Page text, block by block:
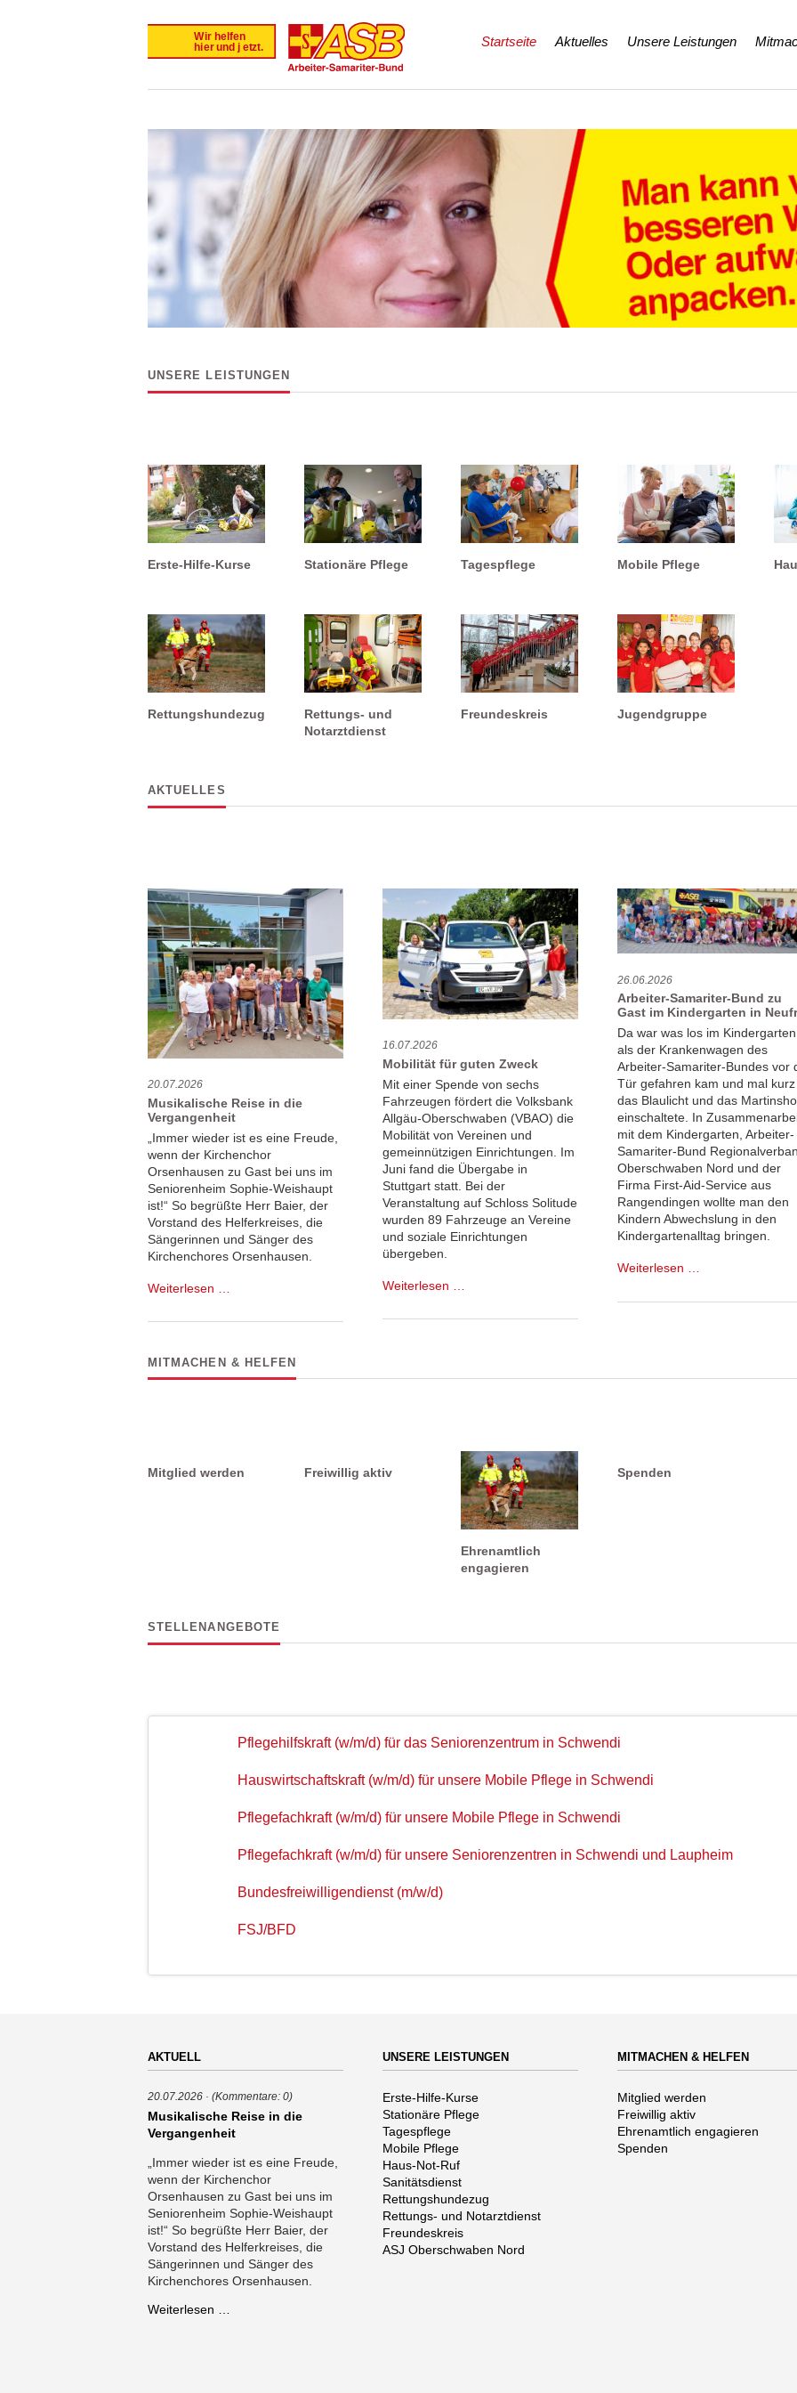
Navigation
Startseite Aktuelles Unsere Leistungen
UNSERE LEISTUNGEN
Erste-Hilfe-Kurse Stationäre Pflege Tagespflege Mobile Pflege
Rettungshundezug
Rettungs- und
Notarztdienst
Freundeskreis Jugendgruppe
AKTUELLES
20.07.2026
Musikalische Reise in die
Vergangenheit
„Immer wieder ist es eine Freude,
wenn der Kirchenchor
Orsenhausen zu Gast bei uns im
Seniorenheim Sophie-Weishaupt
ist!“ So begrüßte Herr Baier, der
Vorstand des Helferkreises, die
Sängerinnen und Sänger des
Kirchenchores Orsenhausen.
Weiterlesen …
in
Vergangenheit
16.07.2026
Mobilität für guten Zweck
Mit einer Spende von sechs
Fahrzeugen fördert die Volksbank
Allgäu-Oberschwaben (VBAO) die
Mobilität von Vereinen und
gemeinnützigen Einrichtungen. Im
Juni fand die Übergabe in
Stuttgart statt. Bei der
Veranstaltung auf Schloss Solitude
wurden 89 Fahrzeuge an Vereine
und soziale Einrichtungen
übergeben.
Weiterlesen …
guten
26.06.2026
Arbeiter-Samariter-Bund zu
Gast im Kindergarten in
Da war was los im Kindergarten
als der Krankenwagen des
Arbeiter-Samariter-Bundes vor
Tür gefahren kam und mal kurz
das Blaulicht und das
einschaltete. In
mit dem Kindergarten, Arbeiter-
Samariter-Bund
Oberschwaben Nord und der
Firma First-Aid-Service aus
Rangendingen wollte man den
Kindern Abwechslung in den
Kindergartenalltag bringen.
Weiterlesen …
Bund
MITMACHEN & HELFEN
Mitglied werden Freiwillig aktiv
Ehrenamtlich
engagieren
Spenden
STELLENANGEBOTE
Pflegehilfskraft (w/m/d) für das Seniorenzentrum in Schwendi
Hauswirtschaftskraft (w/m/d) für unsere Mobile Pflege in Schwendi
Pflegefachkraft (w/m/d) für unsere Mobile Pflege in Schwendi
Pflegefachkraft (w/m/d) für unsere Seniorenzentren in Schwendi und Laupheim
Bundesfreiwilligendienst (m/w/d)
FSJ/BFD
AKTUELL
20.07.2026 (Kommentare: 0)
Musikalische Reise in die
Vergangenheit
„Immer wieder ist es eine Freude,
wenn der Kirchenchor
Orsenhausen zu Gast bei uns im
Seniorenheim Sophie-Weishaupt
ist!“ So begrüßte Herr Baier, der
Vorstand des Helferkreises, die
Sängerinnen und Sänger des
Kirchenchores Orsenhausen.
Weiterlesen …
UNSERE LEISTUNGEN
Navigation
überspringen
Erste-Hilfe-Kurse
Stationäre Pflege
Tagespflege
Mobile Pflege
Haus-Not-Ruf
Sanitätsdienst
Rettungshundezug
Rettungs- und Notarztdienst
Freundeskreis
ASJ Oberschwaben Nord
MITMACHEN & HELFEN
Navigation
überspringen
Mitglied werden
Freiwillig aktiv
Ehrenamtlich engagieren
Spenden